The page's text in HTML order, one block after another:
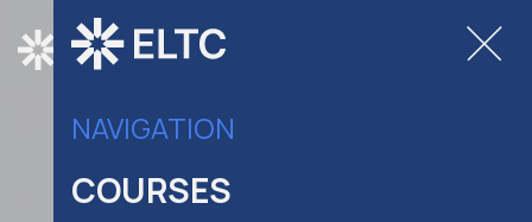
NAVIGATION
COURSES